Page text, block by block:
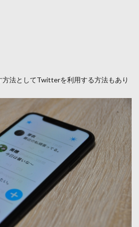
法としてTwitterを利用する方法もあり